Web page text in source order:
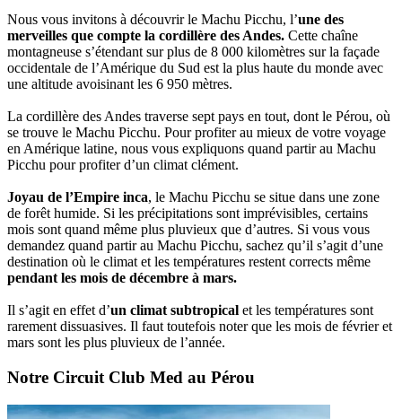
Nous vous invitons à découvrir le Machu Picchu, l’une des
merveilles que compte la cordillère des Andes. Cette chaîne
montagneuse s’étendant sur plus de 8 000 kilomètres sur la façade
occidentale de l’Amérique du Sud est la plus haute du monde avec
une altitude avoisinant les 6 950 mètres.
La cordillère des Andes traverse sept pays en tout, dont le Pérou, où
se trouve le Machu Picchu. Pour profiter au mieux de votre voyage
en Amérique latine, nous vous expliquons quand partir au Machu
Picchu pour profiter d’un climat clément.
Joyau de l’Empire inca, le Machu Picchu se situe dans une zone
de forêt humide. Si les précipitations sont imprévisibles, certains
mois sont quand même plus pluvieux que d’autres. Si vous vous
demandez quand partir au Machu Picchu, sachez qu’il s’agit d’une
destination où le climat et les températures restent corrects même
pendant les mois de décembre à mars.
Il s’agit en effet d’un climat subtropical et les températures sont
rarement dissuasives. Il faut toutefois noter que les mois de février et
mars sont les plus pluvieux de l’année.
Notre Circuit Club Med au Pérou